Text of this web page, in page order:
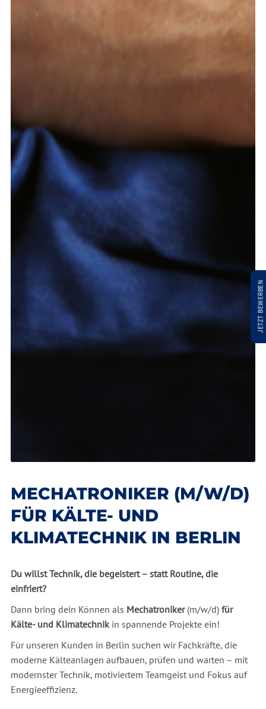
MECHATRONIKER (M/W/D)
FÜR KÄLTE- UND
KLIMATECHNIK IN BERLIN
Du willst Technik, die begeistert – statt Routine, die
einfriert?
Dann bring dein Können als Mechatroniker(m/w/d) für
Kälte- und Klimatechnikin spannende Projekte ein!
Für unseren Kunden in Berlin suchen wir Fachkräfte, die
moderne Kälteanlagen aufbauen, prüfen und warten – mit
modernster Technik, motiviertem Teamgeist und Fokus auf
Energieeffizienz.
JETZT BEWERBEN